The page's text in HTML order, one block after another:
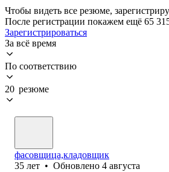
Чтобы видеть все резюме,
После регистрации покажем ещё 65
Зарегистрироваться
За всё время
По соответствию
20 резюме
фасовщица,кладовщик
35 лет • Обновлено 4 августа